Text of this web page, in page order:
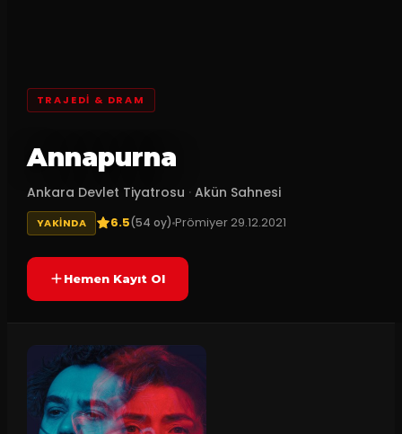
TRAJEDI & DRAM
Annapurna
Ankara Devlet Tiyatrosu · Akün Sahnesi
YAKINDA 6.5(54 oy)Prömiyer 29.12.2021
Hemen Kayıt Ol